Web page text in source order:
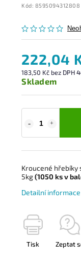
Kód: 8595094312808
222,04
183,50 Kč bez DPH
Skladem
Kroucené hřebíky
5kg(1050 ks v
Detailní informace
Tisk Zeptat